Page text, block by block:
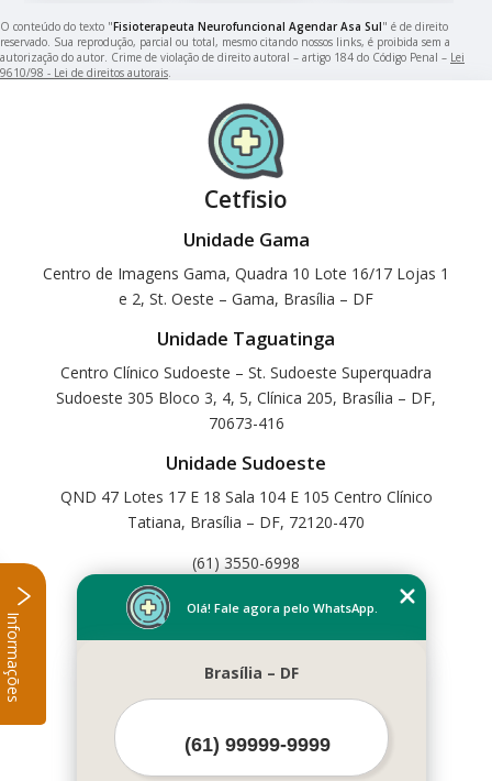
O conteúdo do texto "Fisioterapeuta Neurofuncional Agendar Asa Sul" é de direito
reservado. Sua reprodução, parcial ou total, mesmo citando nossos links, é proibida sem a
autorização do autor. Crime de violação de direito autoral – artigo 184 do Código Penal – Lei
9610/98 - Lei de direitos autorais.
Cetfisio
Unidade Gama
Centro de Imagens Gama, Quadra 10 Lote 16/17 Lojas 1
e 2, St. Oeste – Gama, Brasília – DF
Unidade Taguatinga
Centro Clínico Sudoeste – St. Sudoeste Superquadra
Sudoeste 305 Bloco 3, 4, 5, Clínica 205, Brasília – DF,
70673-416
Unidade Sudoeste
QND 47 Lotes 17 E 18 Sala 104 E 105 Centro Clínico
Tatiana, Brasília – DF, 72120-470
(61) 3550-6998
Home
Serviços
Contato
Mais Serviços
Olá! Fale agora pelo WhatsApp.
Brasília – DF
Informações